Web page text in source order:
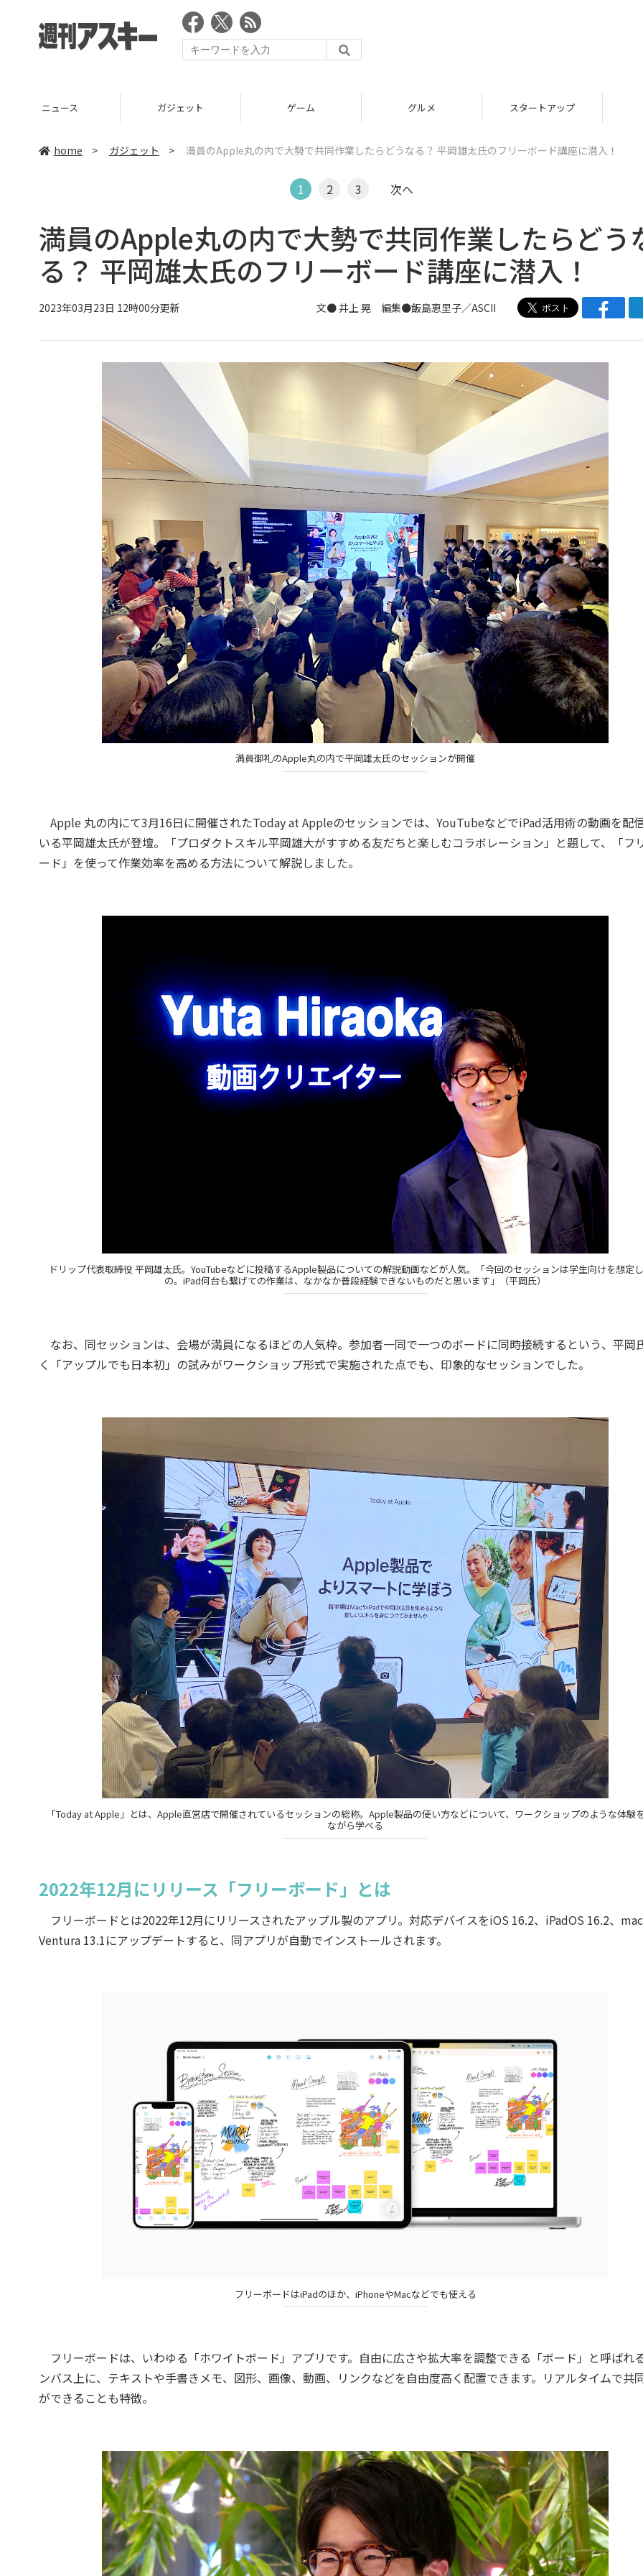
ニュース ガジェット ゲーム グルメ スタートアップ
home > ガジェット > 満員のApple丸の内で大勢で共同作業したらどうなる？ 平岡雄太氏のフリーボード講座に潜入！
1 2 3 次へ
満員のApple丸の内で大勢で共同作業したらどう
る？ 平岡雄太氏のフリーボード講座に潜入！
2023年03月23日 12時00分更新 文● 井上 晃 編集●飯島恵里子／ASCII
満員御礼のApple丸の内で平岡雄太氏のセッションが開催
Apple 丸の内にて3月16日に開催されたToday at Appleのセッションでは、YouTubeなどでiPad活用術の動画を配
いる平岡雄太氏が登壇。「プロダクトスキル平岡雄大がすすめる友だちと楽しむコラボレーション」と題して、「フ
ード」を使って作業効率を高める方法について解説しました。
ドリップ代表取締役 平岡雄太氏。YouTubeなどに投稿するApple製品についての解説動画などが人気。「今回のセッションは学生向けを想定
の。iPad何台も繋げての作業は、なかなか普段経験できないものだと思います」（平岡氏）
なお、同セッションは、会場が満員になるほどの人気枠。参加者一同で一つのボードに同時接続するという、平岡
く「アップルでも日本初」の試みがワークショップ形式で実施された点でも、印象的なセッションでした。
「Today at Apple」とは、Apple直営店で開催されているセッションの総称。Apple製品の使い方などについて、ワークショップのような体験
ながら学べる
2022年12月にリリース「フリーボード」とは
フリーボードとは2022年12月にリリースされたアップル製のアプリ。対応デバイスをiOS 16.2、iPadOS 16.2、
Ventura 13.1にアップデートすると、同アプリが自動でインストールされます。
フリーボードはiPadのほか、iPhoneやMacなどでも使える
フリーボードは、いわゆる「ホワイトボード」アプリです。自由に広さや拡大率を調整できる「ボード」と呼ばれ
ンバス上に、テキストや手書きメモ、図形、画像、動画、リンクなどを自由度高く配置できます。リアルタイムで共
ができることも特徴。